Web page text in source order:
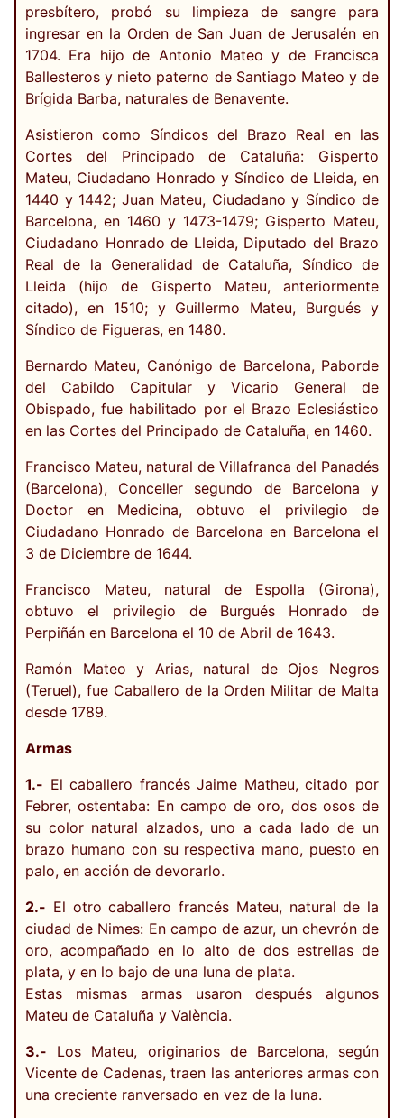
presbítero, probó su limpieza de sangre para
ingresar en la Orden de San Juan de Jerusalén en
1704. Era hijo de Antonio Mateo y de Francisca
Ballesteros y nieto paterno de Santiago Mateo y de
Brígida Barba, naturales de Benavente.
Asistieron como Síndicos del Brazo Real en las
Cortes del Principado de Cataluña: Gisperto
Mateu, Ciudadano Honrado y Síndico de Lleida, en
1440 y 1442; Juan Mateu, Ciudadano y Síndico de
Barcelona, en 1460 y 1473-1479; Gisperto Mateu,
Ciudadano Honrado de Lleida, Diputado del Brazo
Real de la Generalidad de Cataluña, Síndico de
Lleida (hijo de Gisperto Mateu, anteriormente
citado), en 1510; y Guillermo Mateu, Burgués y
Síndico de Figueras, en 1480.
Bernardo Mateu, Canónigo de Barcelona, Paborde
del Cabildo Capitular y Vicario General de
Obispado, fue habilitado por el Brazo Eclesiástico
en las Cortes del Principado de Cataluña, en 1460.
Francisco Mateu, natural de Villafranca del Panadés
(Barcelona), Conceller segundo de Barcelona y
Doctor en Medicina, obtuvo el privilegio de
Ciudadano Honrado de Barcelona en Barcelona el
3 de Diciembre de 1644.
Francisco Mateu, natural de Espolla (Girona),
obtuvo el privilegio de Burgués Honrado de
Perpiñán en Barcelona el 10 de Abril de 1643.
Ramón Mateo y Arias, natural de Ojos Negros
(Teruel), fue Caballero de la Orden Militar de Malta
desde 1789.
Armas
1.- El caballero francés Jaime Matheu, citado por
Febrer, ostentaba: En campo de oro, dos osos de
su color natural alzados, uno a cada lado de un
brazo humano con su respectiva mano, puesto en
palo, en acción de devorarlo.
2.- El otro caballero francés Mateu, natural de la
ciudad de Nimes: En campo de azur, un chevrón de
oro, acompañado en lo alto de dos estrellas de
plata, y en lo bajo de una luna de plata.
Estas mismas armas usaron después algunos
Mateu de Cataluña y València.
3.- Los Mateu, originarios de Barcelona, según
Vicente de Cadenas, traen las anteriores armas con
una creciente ranversado en vez de la luna.